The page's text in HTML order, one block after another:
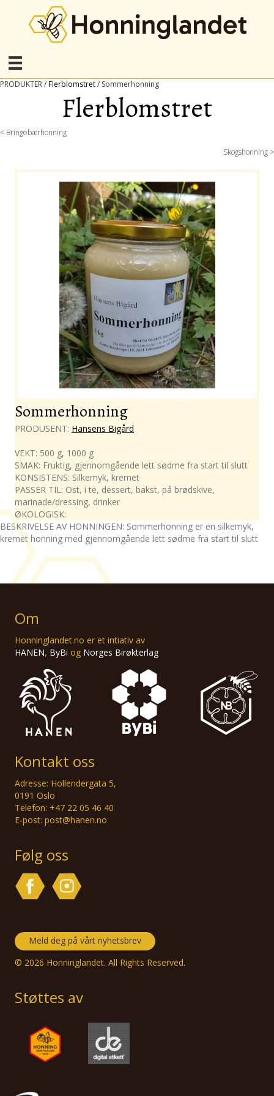
PRODUKTER /Flerblomstret/ Sommerhonning
Flerblomstret
Posts
navigation
< Bringebærhonning
Skogshonning >
Sommerhonning
PRODUSENT: Hansens Bigård
VEKT: 500 g, 1000 g
SMAK: Fruktig, gjennomgående lett sødme fra start til slutt
KONSISTENS: Silkemyk, kremet
PASSER TIL: Ost, i te, dessert, bakst, på brødskive,
marinade/dressing, drinker
ØKOLOGISK:
BESKRIVELSE AV HONNINGEN: Sommerhonning er en silkemyk,
kremet honning med gjennomgående lett sødme fra start til slutt
Om
Honninglandet.no er et intiativ av
HANEN, ByBi og Norges Birøkterlag
Kontakt oss
Adresse: Hollendergata 5,
0191 Oslo
Telefon: +47 22 05 46 40
E-post: post@hanen.no
Følg oss
Meld deg på vårt nyhetsbrev
© 2026 Honninglandet. All Rights Reserved.
Støttes av